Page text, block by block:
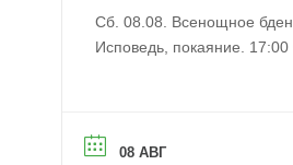
Сб. 08.08. Всенощное
Исповедь, покаяние. 17:00
08 АВГ